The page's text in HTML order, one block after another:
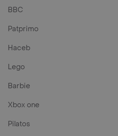
BBC
Patprimo
Haceb
Lego
Barbie
Xbox one
Pilatos